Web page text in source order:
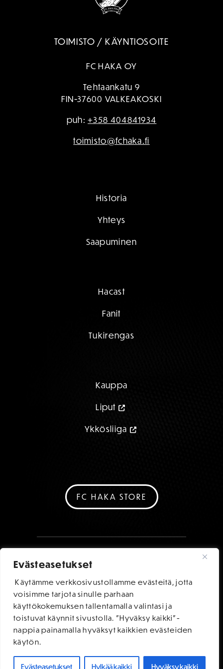
Evästeasetukset
Käytämme verkkosivustollamme evästeitä, jotta
voisimme tarjota sinulle parhaan
käyttökokemuksen tallentamalla valintasi ja
toistuvat käynnit sivustolla. "Hyväksy kaikki"-
nappia painamalla hyväksyt kaikkien evästeiden
käytön.
Evästeasetukset Hylkää kaikki Hyväksy kaikki
TOIMISTO / KÄYNTIOSOITE
FC HAKA OY
Tehtaankatu 9
FIN-37600 VALKEAKOSKI
puh:+358 404841934
toimisto@fchaka.fi
Historia
Yhteys
Saapuminen
Hacast
Fanit
Tukirengas
Kauppa
Liput
Ykkösliiga
FC HAKA STORE